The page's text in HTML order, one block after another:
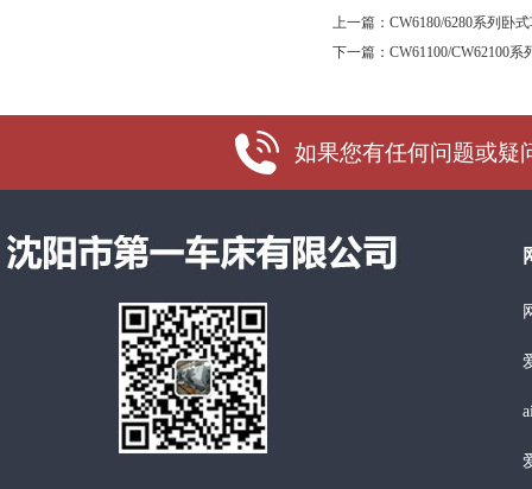
上一篇： CW6180/6280系列卧
下一篇： CW61100/CW62100系
如果您有任何问题或疑